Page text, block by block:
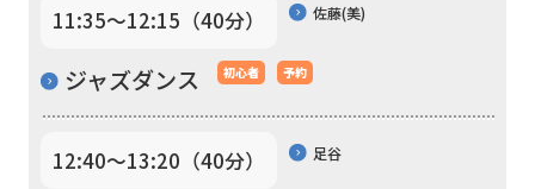
11:35〜12:15（40分） 佐藤(美)
ジャズダンス 初心者 予約
12:40〜13:20（40分） 足谷
to
the
top
However,